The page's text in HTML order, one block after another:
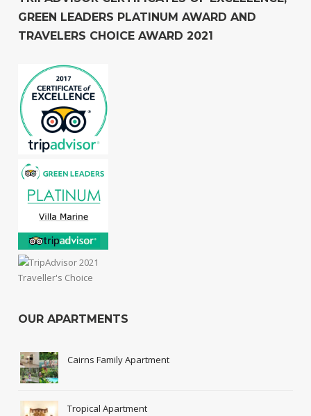
GREEN LEADERS PLATINUM AWARD AND
TRAVELERS CHOICE AWARD 2021
OUR APARTMENTS
Cairns Family Apartment
Tropical Apartment